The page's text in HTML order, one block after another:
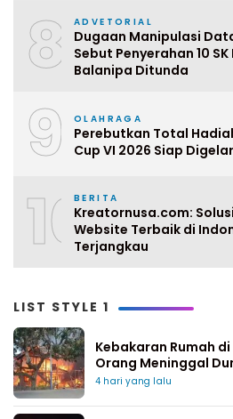
8 ADVETORIAL
Dugaan Manipulasi
Sebut Penyerahan 10 SK
Balanipa Ditunda
9 OLAHRAGA
Perebutkan Total
Cup VI 2026 Siap
10BERITA
Kreatornusa.com:
Website Terbaik di
Terjangkau
LIST STYLE 1
Kebakaran Rumah
Orang Meninggal
4 hari yang lalu